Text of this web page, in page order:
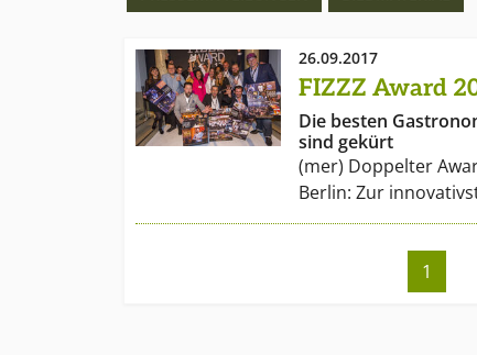
(Fachseminar
das
26.09.2017
FIZZZ Award
Die besten
sind gekürt
(mer) Doppelter
Berlin: Zur
1